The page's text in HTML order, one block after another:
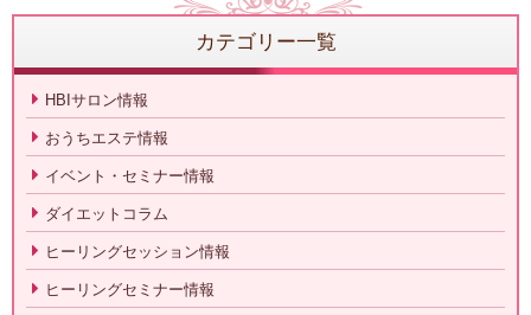
カテゴリー一覧
HBIサロン情報
おうちエステ情報
イベント・セミナー情報
ダイエットコラム
ヒーリングセッション情報
ヒーリングセミナー情報